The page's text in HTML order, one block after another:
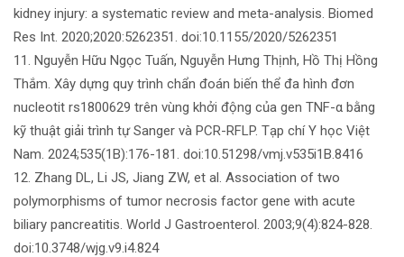
kidney injury: a systematic review and meta-analysis. Biomed
Res Int. 2020;2020:5262351. doi:10.1155/2020/5262351
11. Nguyễn Hữu Ngọc Tuấn, Nguyễn Hưng Thịnh, Hồ Thị Hồng
Thắm. Xây dựng quy trình chẩn đoán biến thể đa hình đơn
nucleotit rs1800629 trên vùng khởi động của gen TNF-α bằng
kỹ thuật giải trình tự Sanger và PCR-RFLP. Tạp chí Y học Việt
Nam. 2024;535(1B):176-181. doi:10.51298/vmj.v535i1B.8416
12. Zhang DL, Li JS, Jiang ZW, et al. Association of two
polymorphisms of tumor necrosis factor gene with acute
biliary pancreatitis. World J Gastroenterol. 2003;9(4):824-828.
doi:10.3748/wjg.v9.i4.824